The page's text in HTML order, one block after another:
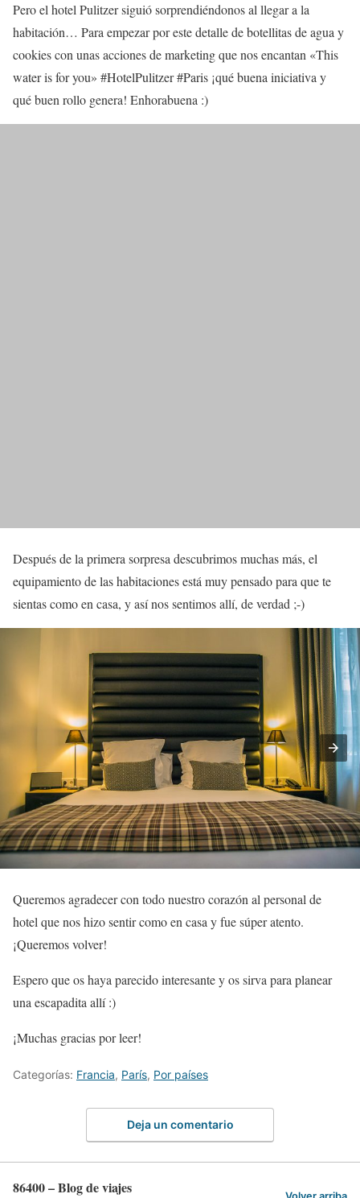
Pero el hotel Pulitzer siguió sorprendiéndonos al llegar a la
habitación… Para empezar por este detalle de botellitas de agua y
cookies con unas acciones de marketing que nos encantan «This
water is for you» #HotelPulitzer #Paris ¡qué buena iniciativa y
qué buen rollo genera! Enhorabuena :)
Después de la primera sorpresa descubrimos muchas más, el
equipamiento de las habitaciones está muy pensado para que te
sientas como en casa, y así nos sentimos allí, de verdad ;-)
Queremos agradecer con todo nuestro corazón al personal de
hotel que nos hizo sentir como en casa y fue súper atento.
¡Queremos volver!
Espero que os haya parecido interesante y os sirva para planear
una escapadita allí :)
¡Muchas gracias por leer!
Categorías: Francia, París, Por países
Deja un comentario
86400 – Blog de viajes